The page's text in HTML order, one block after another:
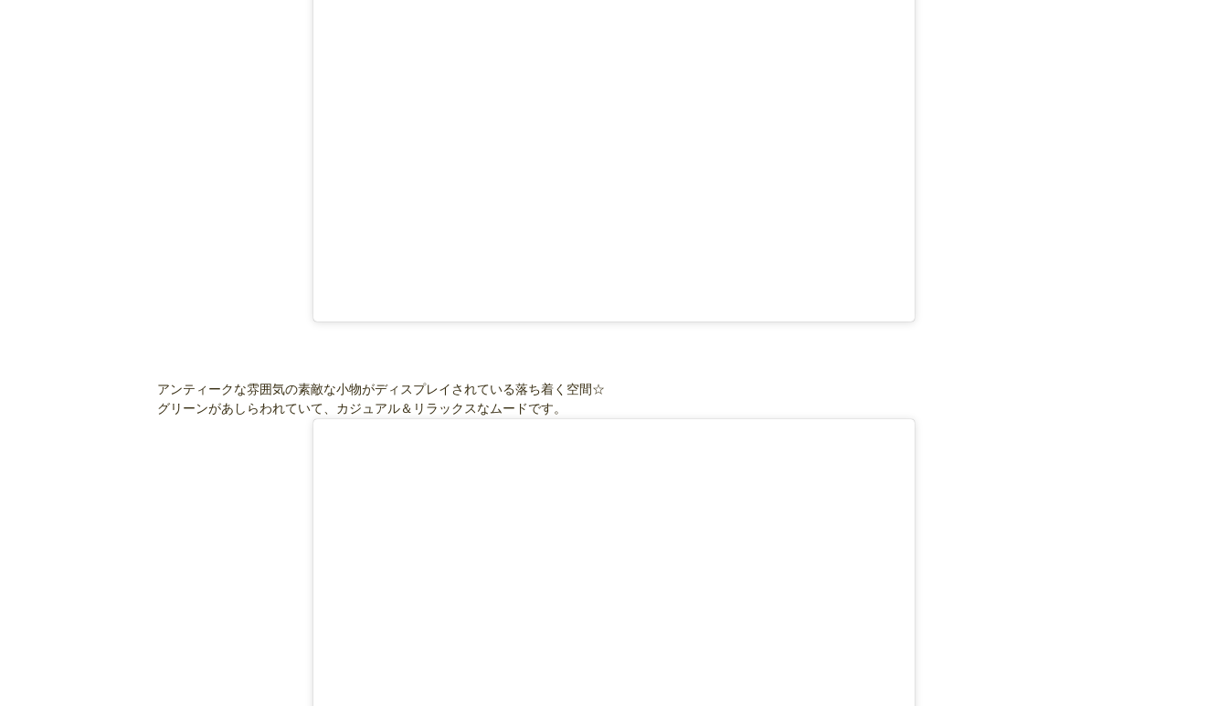
アンティークな雰囲気の素敵な小物がディスプレイされている落ち着く空間☆
グリーンがあしらわれていて、カジュアル＆リラックスなムードです。